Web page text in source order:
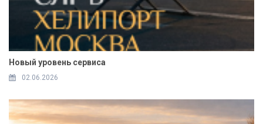
Новый уровень сервиса
02.06.2026